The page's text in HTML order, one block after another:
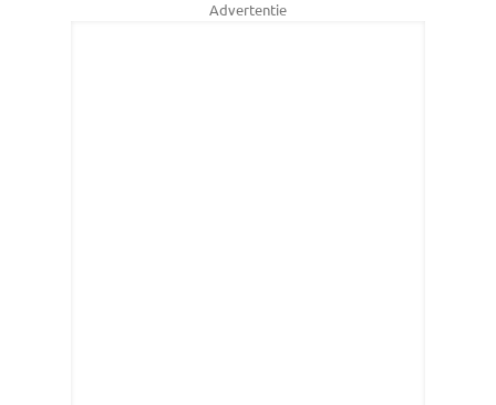
Advertentie